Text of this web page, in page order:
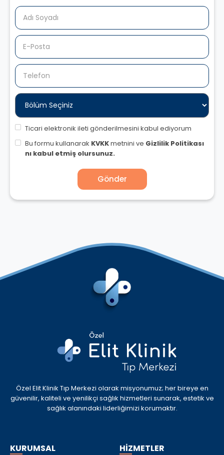
Ticari elektronik ileti gönderilmesini kabul ediyorum
Bu formu kullanarak KVKKmetnini ve Gizlilik Politikası
nı kabul etmiş olursunuz.
Özel Elit Klinik Tıp Merkezi olarak misyonumuz; her bireye en
güvenilir, kaliteli ve yenilikçi sağlık hizmetleri sunarak, estetik ve
sağlık alanındaki liderliğimizi korumaktır.
KURUMSAL HİZMETLER